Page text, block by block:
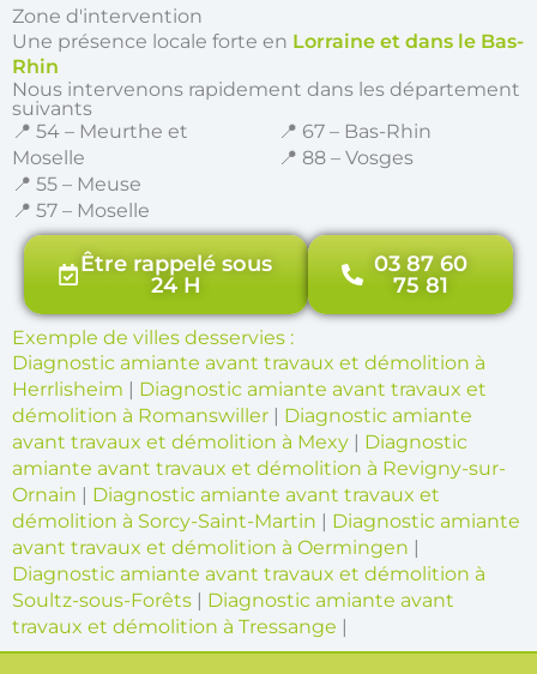
Zone d'intervention
Une présence locale forte en Lorraine et dans le Bas-
Rhin
Nous intervenons rapidement dans les département
suivants
📍 54 – Meurthe et
Moselle
📍 55 – Meuse
📍 57 – Moselle
📍 67 – Bas-Rhin
📍 88 – Vosges
Être rappelé sous
24 H
03 87 60
75 81
Exemple de villes desservies :
Diagnostic amiante avant travaux et démolition à
Herrlisheim | Diagnostic amiante avant travaux et
démolition à Romanswiller | Diagnostic amiante
avant travaux et démolition à Mexy | Diagnostic
amiante avant travaux et démolition à Revigny-sur-
Ornain | Diagnostic amiante avant travaux et
démolition à Sorcy-Saint-Martin | Diagnostic amiante
avant travaux et démolition à Oermingen |
Diagnostic amiante avant travaux et démolition à
Soultz-sous-Forêts | Diagnostic amiante avant
travaux et démolition à Tressange |